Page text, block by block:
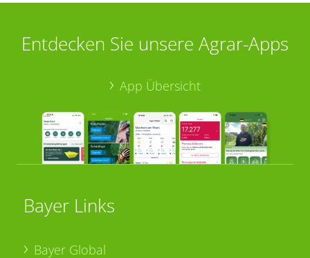
Entdecken Sie unsere Agrar-Apps
App Übersicht
Bayer Links
Bayer Global